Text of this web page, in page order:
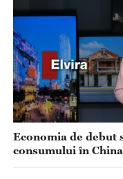
Economia de debut
consumului în China